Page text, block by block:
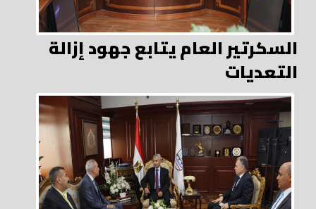
السكرتير العام يتابع جهود إزالة
التعديات